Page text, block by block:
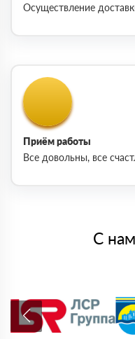
Осуществление
Приём работы
Все довольны, все
С